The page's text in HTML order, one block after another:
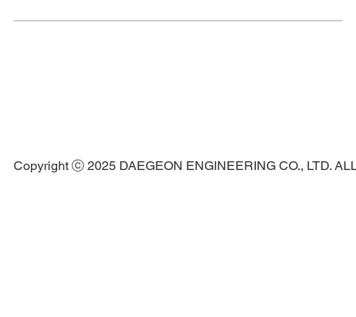
Copyright ⓒ 2025 DAEGEON ENGINEERING CO., LTD.